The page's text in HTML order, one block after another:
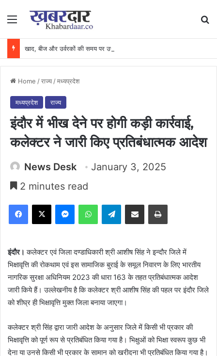
Menu
Home /राज्य /मध्यप्रदेश
मध्यप्रदेश राज्य
इंदौर में भीख देने पर होगी कड़ी कार्रवाई,
कलेक्टर ने जारी किए प्रतिबंधात्मक आदेश
News Desk
January 3, 2025
2 minutes read
Facebook
X MessengerWhatsAppTelegramShare via Email Print
इंदौर। कलेक्टर एवं जिला दण्डाधिकारी श्री आशीष सिंह ने इन्दौर जिले में
भिक्षावृत्ति की रोकथाम एवं इस सामाजिक बुराई के समूल निवारण के लिए भारतीय
नागरिक सुरक्षा अधिनियम 2023 की धारा 163 के तहत प्रतिबंधात्मक आदेश
जारी किये हैं। उल्लेखनीय है कि कलेक्टर श्री आशीष सिंह की पहल पर इंदौर जिले
को शीघ्र ही भिक्षावृत्ति मुक्त जिला बनाया जाएगा।
कलेक्टर श्री सिंह द्वारा जारी आदेश के अनुसार जिले में किसी भी प्रकार की
भिक्षावृत्ति को पूर्ण रूप से प्रतिबंधित किया गया है। भिक्षुओं को भिक्षा स्वरूप कुछ भी
देना या उनसे किसी भी प्रकार के सामान को खरीदना भी प्रतिबंधित किया गया है।